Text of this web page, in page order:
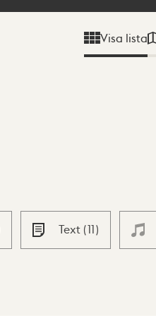
Visa lista
Text (11)